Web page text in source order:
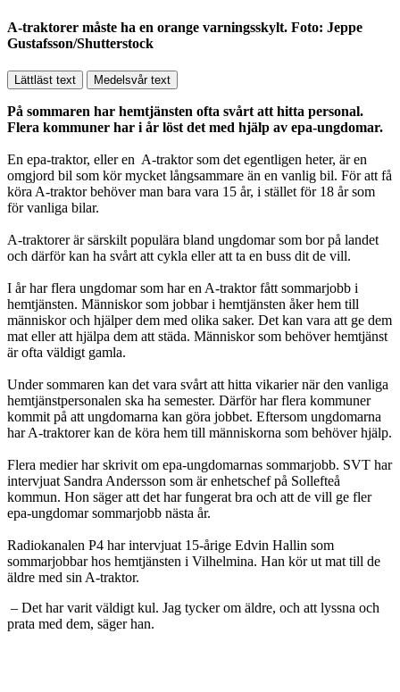
A-traktorer måste ha en orange varningsskylt. Foto: Jeppe
Gustafsson/Shutterstock
Lättläst text Medelsvår text
På sommaren har hemtjänsten ofta svårt att hitta personal.
Flera kommuner har i år löst det med hjälp av epa-ungdomar.
En epa-traktor, eller en A-traktor som det egentligen heter, är en
omgjord bil som kör mycket långsammare än en vanlig bil. För att få
köra A-traktor behöver man bara vara 15 år, i stället för 18 år som
för vanliga bilar.
A-traktorer är särskilt populära bland ungdomar som bor på landet
och därför kan ha svårt att cykla eller att ta en buss dit de vill.
I år har flera ungdomar som har en A-traktor fått sommarjobb i
hemtjänsten. Människor som jobbar i hemtjänsten åker hem till
människor och hjälper dem med olika saker. Det kan vara att ge dem
mat eller att hjälpa dem att städa. Människor som behöver hemtjänst
är ofta väldigt gamla.
Under sommaren kan det vara svårt att hitta vikarier när den vanliga
hemtjänstpersonalen ska ha semester. Därför har flera kommuner
kommit på att ungdomarna kan göra jobbet. Eftersom ungdomarna
har A-traktorer kan de köra hem till människorna som behöver hjälp.
Flera medier har skrivit om epa-ungdomarnas sommarjobb. SVT har
intervjuat Sandra Andersson som är enhetschef på Sollefteå
kommun. Hon säger att det har fungerat bra och att de vill ge fler
epa-ungdomar sommarjobb nästa år.
Radiokanalen P4 har intervjuat 15-årige Edvin Hallin som
sommarjobbar hos hemtjänsten i Vilhelmina. Han kör ut mat till de
äldre med sin A-traktor.
– Det har varit väldigt kul. Jag tycker om äldre, och att lyssna och
prata med dem, säger han.